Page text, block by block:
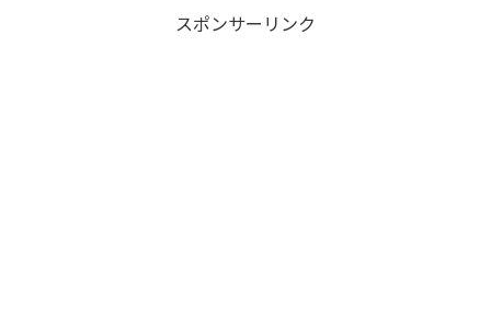
スポンサーリンク